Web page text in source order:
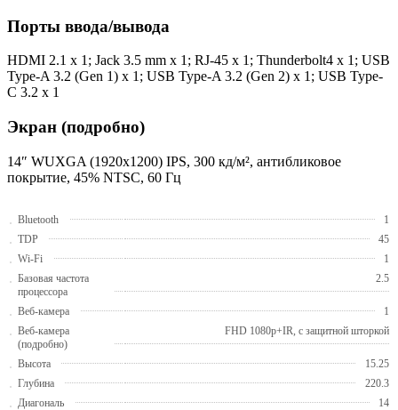
Порты ввода/вывода
HDMI 2.1 x 1; Jack 3.5 mm x 1; RJ-45 x 1; Thunderbolt4 x 1; USB
Type-A 3.2 (Gen 1) x 1; USB Type-A 3.2 (Gen 2) x 1; USB Type-
C 3.2 x 1
Экран (подробно)
14″ WUXGA (1920x1200) IPS, 300 кд/м², антибликовое
покрытие, 45% NTSC, 60 Гц
Bluetooth
1
TDP
45
Wi-Fi
1
Базовая частота
процессора
2.5
Веб-камера
1
Веб-камера
(подробно)
FHD 1080p+IR, с защитной шторкой
Высота
15.25
Глубина
220.3
Диагональ
14